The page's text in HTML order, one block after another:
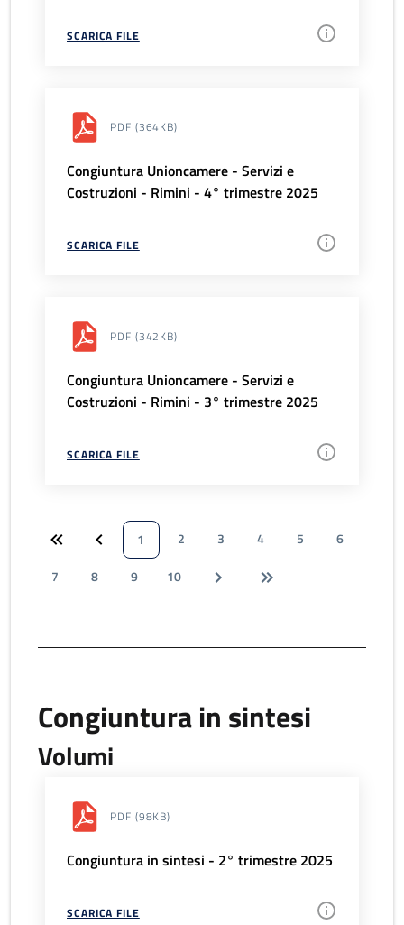
SCARICA FILE
PDF (364KB)
Congiuntura Unioncamere - Servizi e
Costruzioni - Rimini - 4° trimestre 2025
SCARICA FILE
PDF (342KB)
Congiuntura Unioncamere - Servizi e
Costruzioni - Rimini - 3° trimestre 2025
SCARICA FILE
1 2 3 4 5
6
7
8 9 10
Congiuntura in sintesi
Volumi
PDF (98KB)
Congiuntura in sintesi - 2° trimestre 2025
SCARICA FILE